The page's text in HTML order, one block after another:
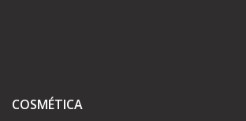
COSMÉTICA